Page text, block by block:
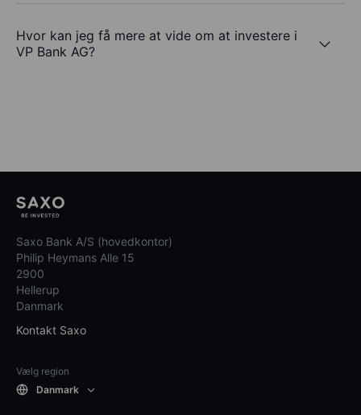
Hvor kan jeg få mere at vide om at investere i
VP Bank AG?
Saxo Bank A/S (hovedkontor)
Philip Heymans Alle 15
2900
Hellerup
Danmark
Kontakt Saxo
Vælg region
Danmark